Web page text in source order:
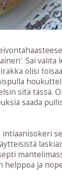
Sai
olisi
sitä tässä.
saada
ja